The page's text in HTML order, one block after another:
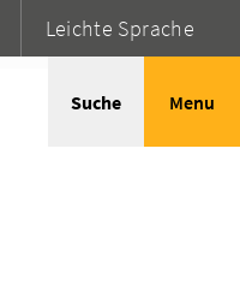
Leichte Sprache
Suche Menu